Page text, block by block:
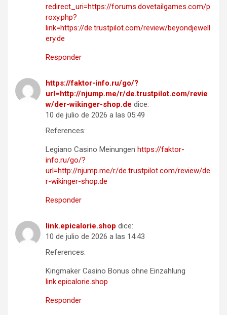
redirect_uri=https://forums.dovetailgames.com/p
roxy.php?
link=https://de.trustpilot.com/review/beyondjewell
ery.de
Responder
https://faktor-info.ru/go/?
url=http://njump.me/r/de.trustpilot.com/revie
w/der-wikinger-shop.de dice:
10 de julio de 2026 a las 05:49
References:
Legiano Casino Meinungen https://faktor-
info.ru/go/?
url=http://njump.me/r/de.trustpilot.com/review/de
r-wikinger-shop.de
Responder
link.epicalorie.shop dice:
10 de julio de 2026 a las 14:43
References:
Kingmaker Casino Bonus ohne Einzahlung
link.epicalorie.shop
Responder